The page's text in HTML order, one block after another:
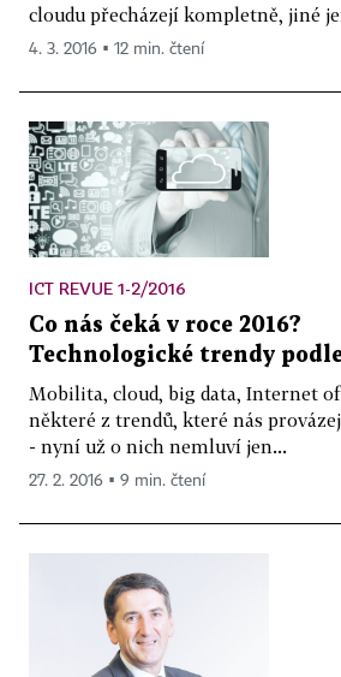
cloudu přecházejí kompletně, jiné
4. 3. 2016 ▪ 12 min. čtení
ICT REVUE 1-2/2016
Co nás čeká v roce 2016?
Technologické trendy
Mobilita, cloud, big data, Internet
některé z trendů, které nás
- nyní už o nich nemluví jen...
27. 2. 2016 ▪ 9 min. čtení